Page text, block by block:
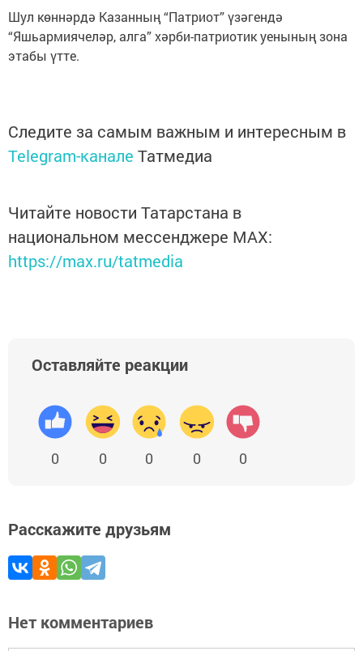
Шул көннәрдә Казанның “Патриот” үзәгендә
“Яшьармиячеләр, алга” хәрби-патриотик уенының зона
этабы үтте.
Следите за самым важным и интересным в
Telegram-канале Татмедиа
Читайте новости Татарстана в
национальном мессенджере MАХ:
https://max.ru/tatmedia
Оставляйте реакции
0 0 0 0 0
Расскажите друзьям
Нет комментариев